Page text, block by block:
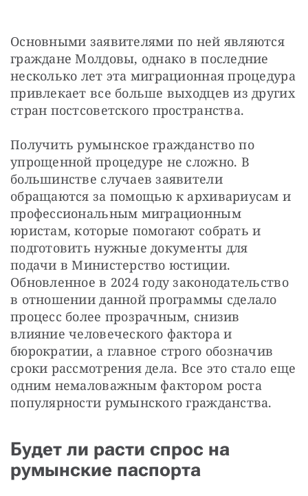
Основными заявителями по ней являются
граждане Молдовы, однако в последние
несколько лет эта миграционная процедура
привлекает все больше выходцев из других
стран постсоветского пространства.
Получить румынское гражданство по
упрощенной процедуре не сложно. В
большинстве случаев заявители
обращаются за помощью к архивариусам и
профессиональным миграционным
юристам, которые помогают собрать и
подготовить нужные документы для
подачи в Министерство юстиции.
Обновленное в 2024 году законодательство
в отношении данной программы сделало
процесс более прозрачным, снизив
влияние человеческого фактора и
бюрократии, а главное строго обозначив
сроки рассмотрения дела. Все это стало еще
одним немаловажным фактором роста
популярности румынского гражданства.
Будет ли расти спрос на
румынские паспорта